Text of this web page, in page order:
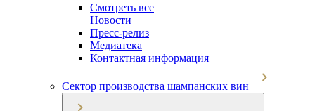
Смотреть все
Новости
Пресс-релиз
Медиатека
Контактная информация
Сектор производства шампанских вин